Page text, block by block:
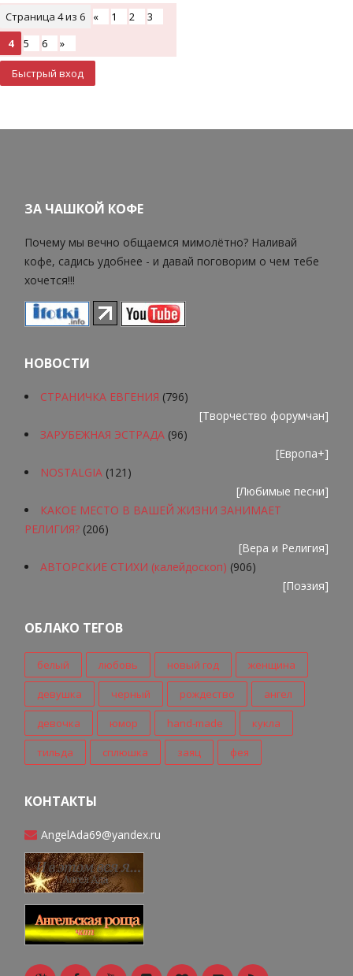
Страница 4из 6 « 1 2
3
4
5 6 »
ЗА ЧАШКОЙ КОФЕ
Почему мы вечно общаемся мимолётно? Наливай
кофе, садись удобнее - и давай поговорим о чем тебе
хочется!!!
НОВОСТИ
СТРАНИЧКА ЕВГЕНИЯ (796)
[Творчество форумчан]
ЗАРУБЕЖНАЯ ЭСТРАДА (96)
[Европа+]
NOSTALGIA (121)
[Любимые песни]
КАКОЕ МЕСТО В ВАШЕЙ ЖИЗНИ ЗАНИМАЕТ
РЕЛИГИЯ? (206)
[Вера и Религия]
АВТОРСКИЕ СТИХИ (калейдоскоп) (906)
[Поэзия]
ОБЛАКО ТЕГОВ
белый любовь новый год женщина
девушка черный рождество ангел
девочка юмор hand-made кукла
тильда сплюшка заяц фея
КОНТАКТЫ
AngelAda69@yandex.ru